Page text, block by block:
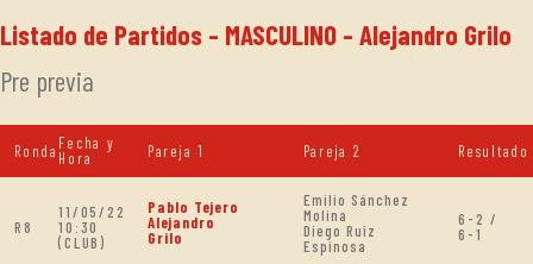
Listado de Partidos - MASCULINO - Alejandro Grilo
Pre previa
Ronda Fecha y
Hora
Pareja 1 Pareja 2 Resultado
R8
11/05/22
10:30
(CLUB)
Pablo Tejero
Alejandro
Grilo
Emilio Sánchez
Molina
Diego Ruiz
Espinosa
6-2 /
6-1